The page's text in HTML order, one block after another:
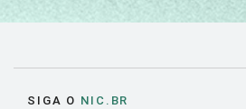
SIGA O NIC.BR